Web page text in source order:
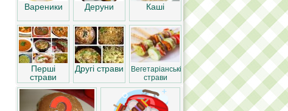
Вареники Деруни Каші
Перші
страви
Другі страви
Вегетаріанські
страви